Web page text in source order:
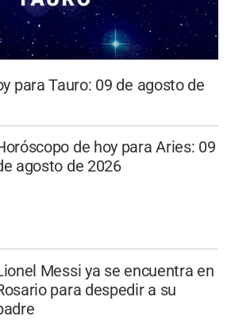
para Tauro: 09 de agosto de
de hoy para Aries: 09
agosto de 2026
Messi ya se encuentra en
para despedir a su